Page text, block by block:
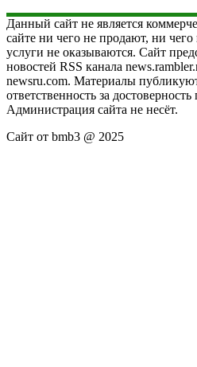
Данный сайт не является
сайте ни чего не продают, ни
услуги не оказываются. Сайт
новостей RSS канала
newsru.com. Материалы
ответственность за
Администрация сайта не несёт.
Сайт от bmb3 @ 2025